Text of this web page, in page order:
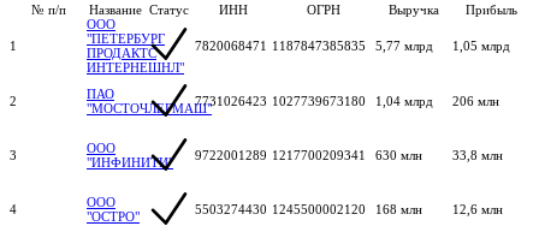
№ п/п Название Статус ИНН ОГРН Выручка Прибыль
1
ООО
"ПЕТЕРБУРГ
ПРОДАКТС
ИНТЕРНЕШНЛ"
7820068471 1187847385835 5,77 млрд 1,05 млрд
2
ПАО
"МОСТОЧЛЕГМАШ"7731026423 1027739673180 1,04 млрд 206 млн
3
ООО
"ИНФИНИТИ"
9722001289 1217700209341 630 млн 33,8 млн
4
ООО
"ОСТРО"
5503274430 1245500002120 168 млн 12,6 млн